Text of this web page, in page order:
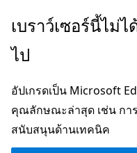
ข้าม
ยัง
หลัก
เบราว์เซอร์นี้ไม่
ไป
อัปเกรดเป็น Microsoft
คุณลักษณะล่าสุด เช่น กา
สนับสนุนด้านเทคนิค